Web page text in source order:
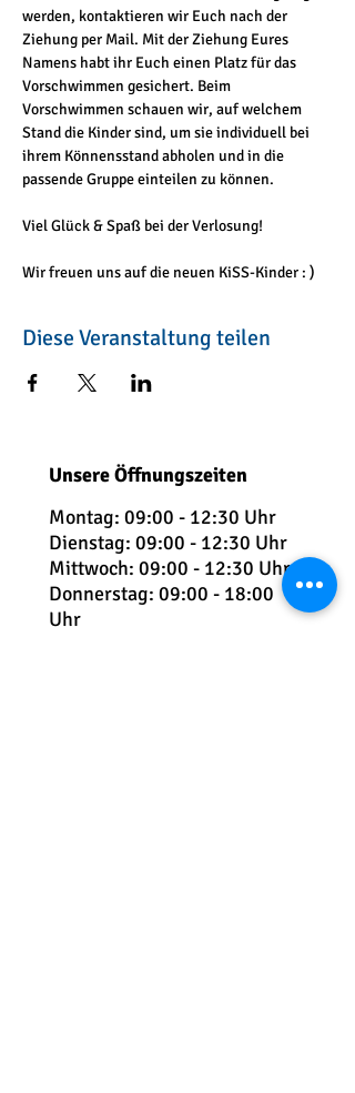
werden, kontaktieren wir Euch nach der
Ziehung per Mail. Mit der Ziehung Eures
Namens habt ihr Euch einen Platz für das
Vorschwimmen gesichert. Beim
Vorschwimmen schauen wir, auf welchem
Stand die Kinder sind, um sie individuell bei
ihrem Könnensstand abholen und in die
passende Gruppe einteilen zu können.
Viel Glück & Spaß bei der Verlosung!
Wir freuen uns auf die neuen KiSS-Kinder : )
Diese Veranstaltung teilen
Unsere Öffnungszeiten
Montag: 09:00 - 12:30 Uhr
Dienstag: 09:00 - 12:30 Uhr
Mittwoch: 09:00 - 12:30 Uhr
Donnerstag: 09:00 - 18:00
Uhr